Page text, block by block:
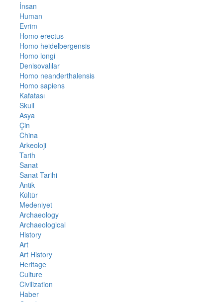
İnsan
Human
Evrim
Homo erectus
Homo heidelbergensis
Homo longi
Denisovalılar
Homo neanderthalensis
Homo sapiens
Kafatası
Skull
Asya
Çin
China
Arkeoloji
Tarih
Sanat
Sanat Tarihi
Antik
Kültür
Medeniyet
Archaeology
Archaeological
History
Art
Art History
Heritage
Culture
Civilization
Haber